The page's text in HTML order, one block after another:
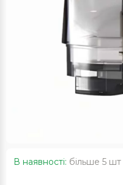
В наявності: більше 5 шт